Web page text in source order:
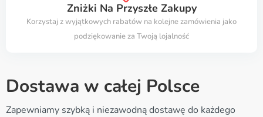
Zniżki Na Przyszłe Zakupy
Korzystaj z wyjątkowych rabatów na kolejne zamówienia jako
podziękowanie za Twoją lojalność
Dostawa w całej Polsce
Zapewniamy szybką i niezawodną dostawę do każdego